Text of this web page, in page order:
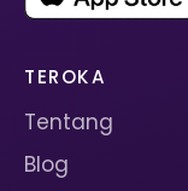
TEROKA
Tentang
Blog